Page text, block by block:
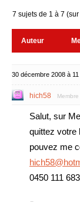
7 sujets de 1 à 7
Auteur
30 décembre 2008 à
hich58 Membre
Salut, sur
quittez votre
pouvez me
0450 111 683